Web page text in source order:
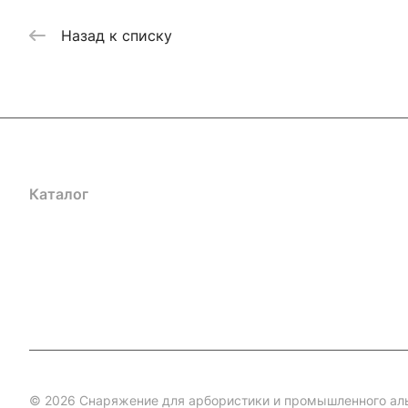
Назад к списку
Каталог
© 2026 Снаряжение для арбористики и промышленного